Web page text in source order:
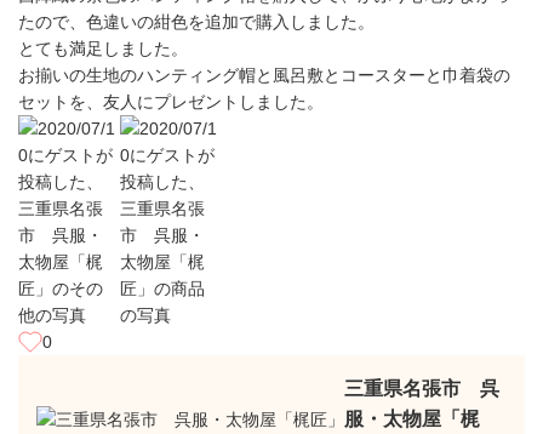
たので、色違いの紺色を追加で購入しました。
とても満足しました。
お揃いの生地のハンティング帽と風呂敷とコースターと巾着袋の
セットを、友人にプレゼントしました。
0
三重県名張市 呉
服・太物屋「梶